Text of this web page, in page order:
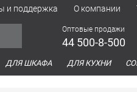
и поддержка О компании
Оптовые продажи
44 500-8-500
ДЛЯ ШКАФА ДЛЯ КУХНИ